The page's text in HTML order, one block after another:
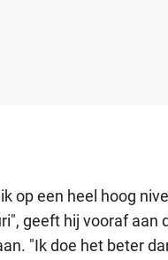
op een heel hoog
geeft hij vooraf aan
"Ik doe het beter